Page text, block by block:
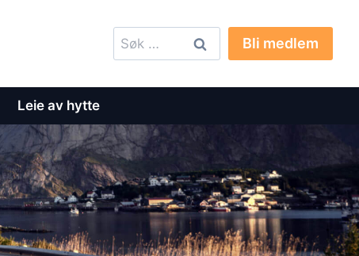
Søk
etter:
Bli medlem
Leie av hytte